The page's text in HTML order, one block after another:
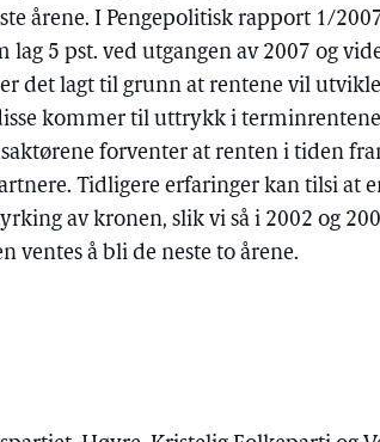
årene. I Pengepolitisk rapport 1/
5 pst. ved utgangen av 2007 og
det lagt til grunn at rentene vil
kommer til uttrykk i
forventer at renten i tiden
Tidligere erfaringer kan tilsi at
av kronen, slik vi så i 2002 og
ventes å bli de neste to årene.